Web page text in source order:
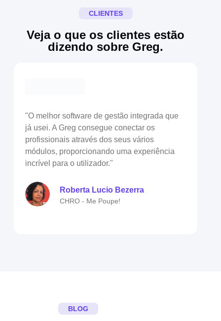
CLIENTES
Veja o que os clientes estão
dizendo sobre Greg.
"O melhor software de gestão integrada que
já usei. A Greg consegue conectar os
profissionais através dos seus vários
módulos, proporcionando uma experiência
incrível para o utilizador."
Roberta Lucio Bezerra
CHRO - Me Poupe!
BLOG